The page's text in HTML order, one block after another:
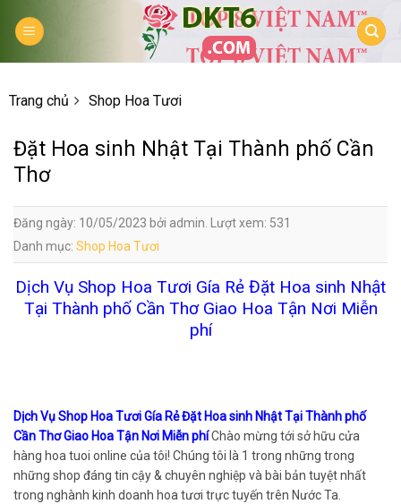
Trang chủ Shop Hoa Tươi
Đặt Hoa sinh Nhật Tại Thành phố Cần
Thơ
Đăng ngày: 10/05/2023 bởi admin. Lượt xem: 531
Danh mục: Shop Hoa Tươi
Dịch Vụ Shop Hoa Tươi Gía Rẻ Đặt Hoa sinh Nhật
Tại Thành phố Cần Thơ Giao Hoa Tận Nơi Miễn
phí
Dịch Vụ Shop Hoa Tươi Gía Rẻ Đặt Hoa sinh Nhật Tại Thành phố
Cần Thơ Giao Hoa Tận Nơi Miễn phíChào mừng tới sở hữu cửa
hàng hoa tuoi online của tôi! Chúng tôi là 1 trong những trong
những shop đáng tin cậy & chuyên nghiệp và bài bản tuyệt nhất
trong nghành kinh doanh hoa tươi trực tuyến trên Nước Ta.